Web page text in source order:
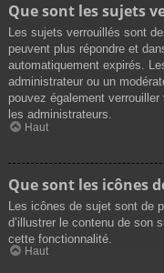
Que sont les sujets
Les sujets verrouillés sont
peuvent plus répondre et
automatiquement expirés.
administrateur ou un
pouvez également
les administrateurs.
Haut
Que sont les icônes
Les icônes de sujet sont de
d’illustrer le contenu de son
cette fonctionnalité.
Haut